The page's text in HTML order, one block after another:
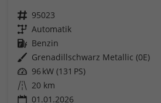
Fahrzeugnr. 95023
Getriebe Automatik
Kraftstoff Benzin
Außenfarbe Grenadillschwarz Metallic (0E)
Leistung 96 kW (131 PS)
Kilometerstand 20 km
01.01.2026